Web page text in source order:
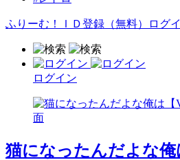
ふりーむ！ＩＤ登録（無料） ログ
ログイン
猫になったんだよな俺